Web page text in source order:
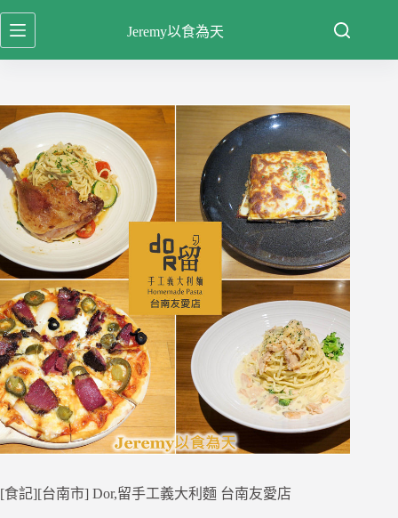
跳
至
容
Jeremy以食為天
[食記][台南市] Dor,留手工義大利麵 台南友愛店